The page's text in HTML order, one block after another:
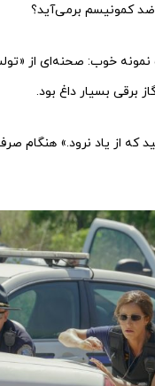
کمونیسم برمی‌آید؟
خوب: صحنه‌ای از
برقی بسیار داغ بود.
از یاد نرود.» هنگام